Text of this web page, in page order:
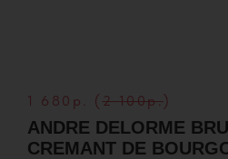
1 680р. ( 2 100р.)
ANDRE DELORME
CREMANT DE